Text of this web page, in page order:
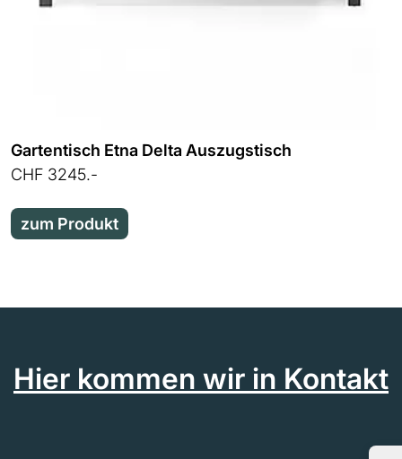
Gartentisch Etna Delta Auszugstisch
CHF 3245.-
zum Produkt
Hier kommen wir in Kontakt